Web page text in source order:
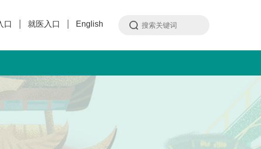
口 就医入口 English